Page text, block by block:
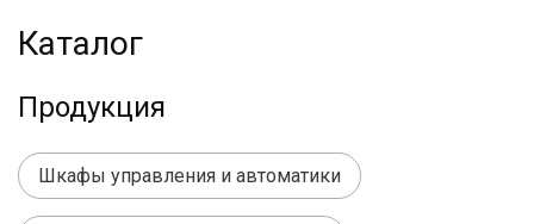
Каталог
Продукция
Шкафы управления и автоматики